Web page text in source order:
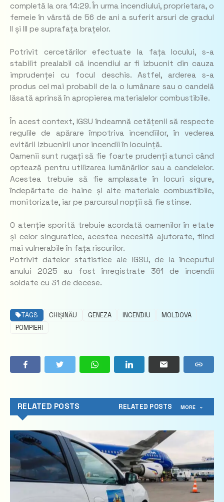
completă la ora 14:29. În urma incendiului, proprietara, o
femeie în vârstă de 56 de ani a suferit arsuri de gradul
II și III pe suprafața brațelor.
Potrivit cercetărilor efectuate la fața locului, s-a
stabilit prealabil că incendiul ar fi izbucnit din cauza
imprudenței cu focul deschis. Astfel, arderea s-a
produs cel mai probabil de la o lumânare sau o candelă
lăsată aprinsă în apropierea materialelor combustibile.
În acest context, IGSU îndeamnă cetățenii să respecte
regulile de apărare împotriva incendiilor, în vederea
evitării izbucnirii unor incendii în locuință.
Oamenii sunt rugați să fie foarte prudenți atunci când
optează pentru utilizarea lumânărilor sau a candelelor.
Acestea trebuie să fie amplasate în locuri sigure,
îndepărtate de haine și alte materiale combustibile,
monitorizate, iar pe parcursul nopții să fie stinse.
O atenție sporită trebuie acordată oamenilor în etate
și celor singuratice, acestea necesită ajutorate, fiind
mai vulnerabile în fața riscurilor.
Potrivit datelor statistice ale IGSU, de la începutul
anului 2025 au fost înregistrate 361 de incendii
soldate cu 31 de decese.
TAGS CHIȘINĂU GENEZA INCENDIU
MOLDOVA
POMPIERI
RELATED POSTS RELATED POSTS MORE